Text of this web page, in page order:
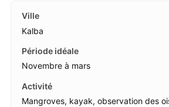
Kalba
Novembre à mars
Mangroves, kayak, observation des